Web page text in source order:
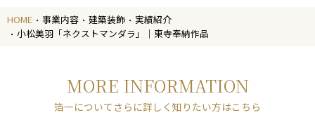
HOME 事業内容 建築装飾
実績紹介
小松美羽「ネクストマンダラ」｜東寺奉納作品
MORE INFORMATION
箔一についてさらに詳しく知りたい方はこちら